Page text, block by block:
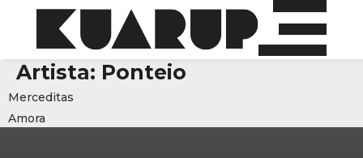
Artista: Ponteio
Merceditas
Amora